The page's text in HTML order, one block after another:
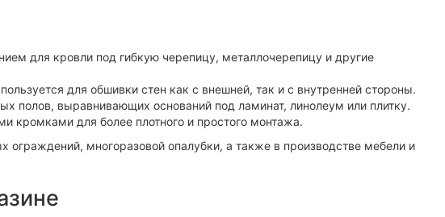
для кровли под гибкую черепицу, металлочерепицу и другие
для обшивки стен как с внешней, так и с внутренней стороны.
полов, выравнивающих оснований под ламинат, линолеум или плитку.
кромками для более плотного и простого монтажа.
многоразовой опалубки, а также в производстве мебели и